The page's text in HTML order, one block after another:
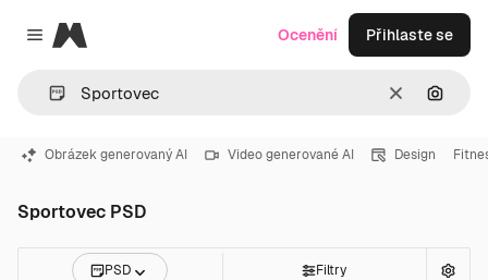
Close menu
Magnific
ZrušitHledat
Ocenění Přihlaste se
Obrázek generovaný AI Video generované AI Design
Sportovec PSD
PSD Filtry